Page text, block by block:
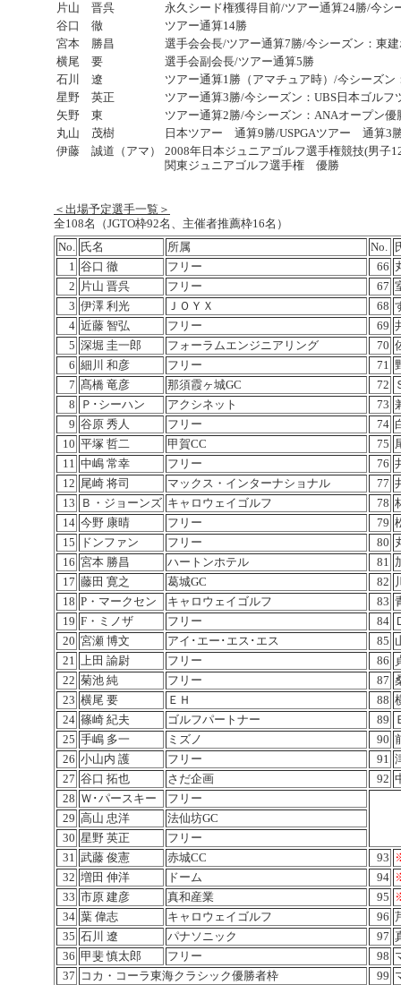
片山 晋呉
永久シード権獲得目前/ツアー通算24勝/今シ
谷口 徹
ツアー通算14勝
宮本 勝昌
選手会会長/ツアー通算7勝/今シーズン：東
横尾 要
選手会副会長/ツアー通算5勝
石川 遼
ツアー通算1勝（アマチュア時）/今シーズ
星野 英正
ツアー通算3勝/今シーズン：UBS日本ゴル
矢野 東
ツアー通算2勝/今シーズン：ANAオープン優
丸山 茂樹
日本ツアー 通算9勝/USPGAツアー 通算3
伊藤 誠道（アマ）
2008年日本ジュニアゴルフ選手権競技(男
関東ジュニアゴルフ選手権 優勝
＜出場予定選手一覧＞
全108名（JGTO枠92名、主催者推薦枠16名）
No. 氏名 所属 No.
1 谷口 徹 フリー 66
2 片山 晋呉 フリー 67
3 伊澤 利光 ＪＯＹＸ 68
4 近藤 智弘 フリー 69
5 深堀 圭一郎 フォーラムエンジニアリング 70
6 細川 和彦 フリー 71
7 髙橋 竜彦 那須霞ヶ城GC 72
8
Ｐ･シーハン アクシネット 73
9 谷原 秀人 フリー 74
10 平塚 哲二 甲賀CC 75
11 中嶋 常幸 フリー 76
12 尾崎 将司 マックス・インターナショナル 77
13
Ｂ・ジョーンズ キャロウェイゴルフ 78
14 今野 康晴 フリー 79
15
ドンファン フリー 80
16 宮本 勝昌 ハートンホテル 81
17 藤田 寛之 葛城GC 82
18 P・マークセン キャロウェイゴルフ 83
19 F・ミノザ フリー 84
20 宮瀬 博文 アイ･エー･エス･エス 85
21 上田 諭尉 フリー 86
22 菊池 純 フリー 87
23 横尾 要 ＥＨ 88
24 篠崎 紀夫 ゴルフパートナー 89
25 手嶋 多一 ミズノ 90
26 小山内 護 フリー 91
27 谷口 拓也 さだ企画 92
28 Ｗ･パースキー
フリー
29 高山 忠洋
法仙坊GC
30 星野 英正
フリー
31 武藤 俊憲 赤城CC 93
32 増田 伸洋 ドーム 94
33 市原 建彦 真和産業 95
34 葉 偉志 キャロウェイゴルフ 96
35 石川 遼 パナソニック 97
36 甲斐 慎太郎 フリー 98
37 コカ・コーラ東海クラシック優勝者枠 99